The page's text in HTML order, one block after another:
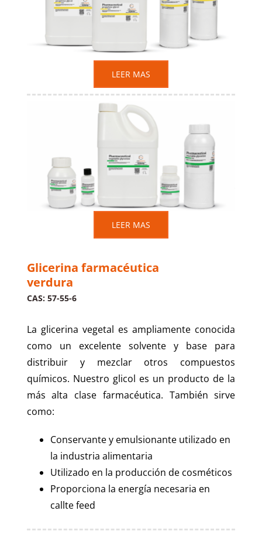
LEER MAS
LEER MAS
Glicerina farmacéutica
verdura
CAS: 57-55-6
La glicerina vegetal es ampliamente conocida
como un excelente solvente y base para
distribuir y mezclar otros compuestos
químicos. Nuestro glicol es un producto de la
más alta clase farmacéutica. También sirve
como:
Conservante y emulsionante utilizado en
la industria alimentaria
Utilizado en la producción de cosméticos
Proporciona la energía necesaria en
callte feed